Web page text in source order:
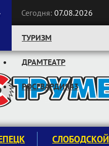
Сегодня: 07.08.2026
ТУРИЗМ
ДРАМТЕАТР
РОСГВАРДИЯ43
СЛОБОДСКОЙ